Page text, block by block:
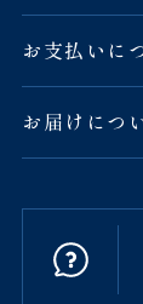
お支払いに
お届けにつ